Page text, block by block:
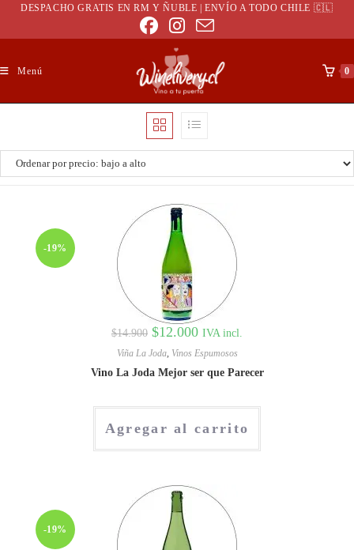
DESPACHO GRATIS EN RM Y ÑUBLE | ENVÍO A TODO CHILE 🇨🇱
Menú 0
-19%
$14.900 $12.000 IVA incl.
Viña La Joda, Vinos Espumosos
Vino La Joda Mejor ser que Parecer
Agregar al carrito
-19%